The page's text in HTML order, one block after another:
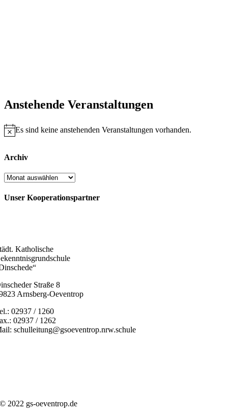
Anstehende Veranstaltungen
Hinweis
Es sind keine anstehenden Veranstaltungen vorhanden.
Archiv
Archiv
Unser Kooperationspartner
Katholische
Straße 8
Arnsberg-Oeventrop
02937 / 1260
02937 / 1262
schulleitung@gsoeventrop.nrw.schule
© 2022 gs-oeventrop.de